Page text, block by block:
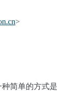
.cn>
种简单的方